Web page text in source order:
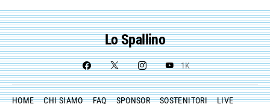
Lo Spallino
1K
HOME CHI SIAMO FAQ SPONSOR SOSTENITORI LIVE